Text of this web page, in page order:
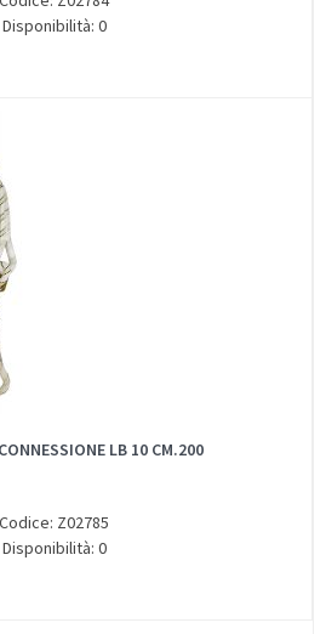
Disponibilità: 0
LB 10 CM.200
Codice: Z02785
Disponibilità: 0